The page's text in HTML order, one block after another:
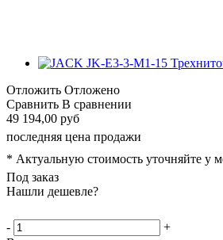
Отложить Отложено
Сравнить В сравнении
49 194,00 руб
последняя цена продажи
* Актуальную стоимость уточняйте у
Под заказ
Нашли дешевле?
-
+